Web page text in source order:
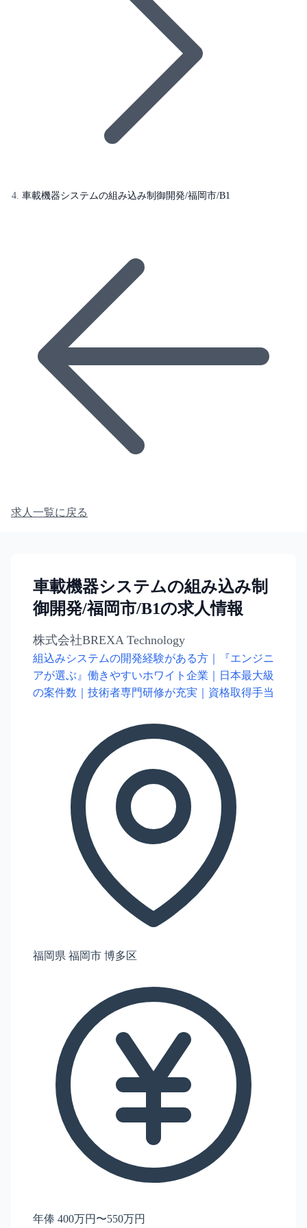
車載機器システムの組み込み制御開発/福岡市/B1
求人一覧に戻る
車載機器システムの組み込み制
御開発/福岡市/B1の求人情報
株式会社BREXA Technology
組込みシステムの開発経験がある方｜『エンジニ
アが選ぶ』働きやすいホワイト企業｜日本最大級
の案件数｜技術者専門研修が充実｜資格取得手当
福岡県 福岡市 博多区
年俸 400万円〜550万円